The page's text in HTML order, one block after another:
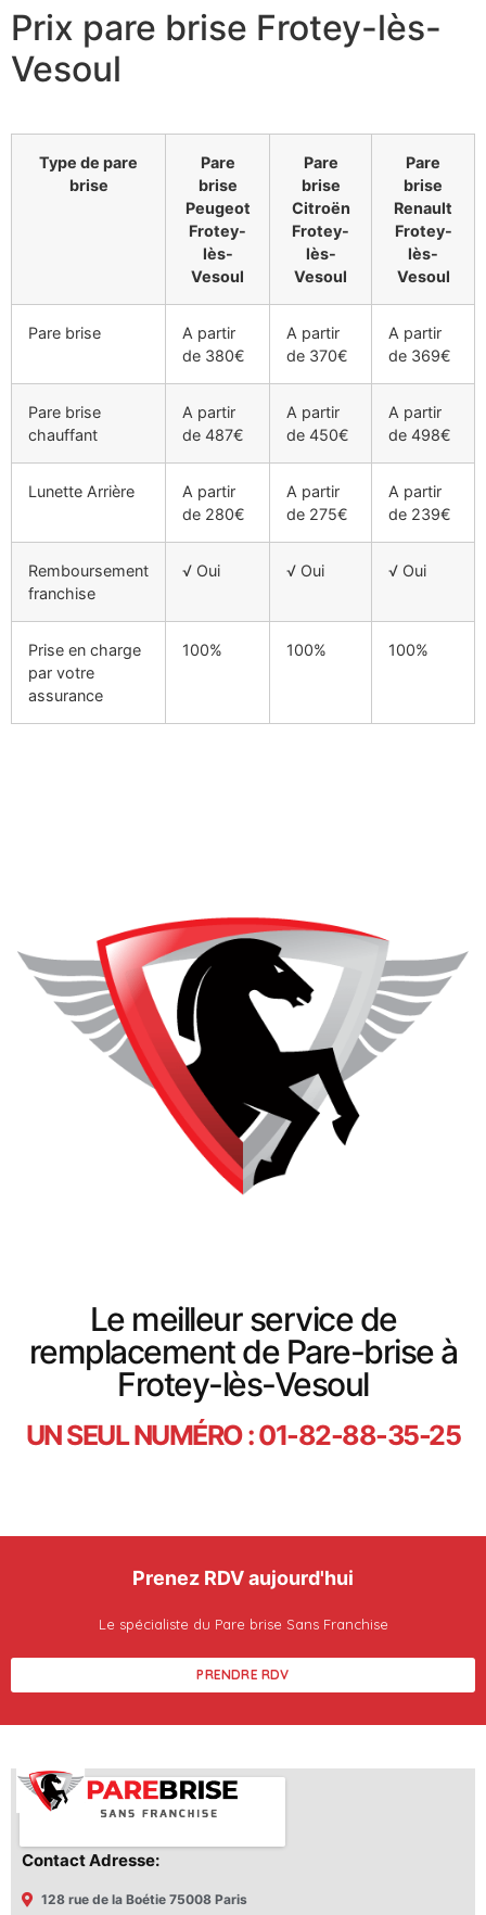
Prix pare brise Frotey-lès-
Vesoul
Type de pare
brise
Pare
brise
Peugeot
Frotey-
lès-
Vesoul
Pare
brise
Citroën
Frotey-
lès-
Vesoul
Pare
brise
Renault
Frotey-
lès-
Vesoul
Pare brise
A partir
de 380€
A partir
de 370€
A partir
de 369€
Pare brise
chauffant
A partir
de 487€
A partir
de 450€
A partir
de 498€
Lunette Arrière
A partir
de 280€
A partir
de 275€
A partir
de 239€
Remboursement
franchise
√ Oui √ Oui √ Oui
Prise en charge
par votre
assurance
100% 100% 100%
Le meilleur service de
remplacement de Pare-brise à
Frotey-lès-Vesoul
UN SEUL NUMÉRO : 01-82-88-35-25
Prenez RDV aujourd'hui
Le spécialiste du Pare brise Sans Franchise
PRENDRE RDV
Contact Adresse:
128 rue de la Boétie 75008 Paris